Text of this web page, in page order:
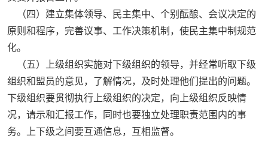
（四）建立集体领导、民主集中、个别酝酿、会议决定的
原则和程序，完善议事、工作决策机制，使民主集中制规范
化。
（五）上级组织实施对下级组织的领导，并经常听取下级
组织和盟员的意见，了解情况，及时处理他们提出的问题。
下级组织要贯彻执行上级组织的决定，向上级组织反映情
况，请示和汇报工作，同时也要独立处理职责范围内的事
务。上下级之间要互通信息，互相监督。